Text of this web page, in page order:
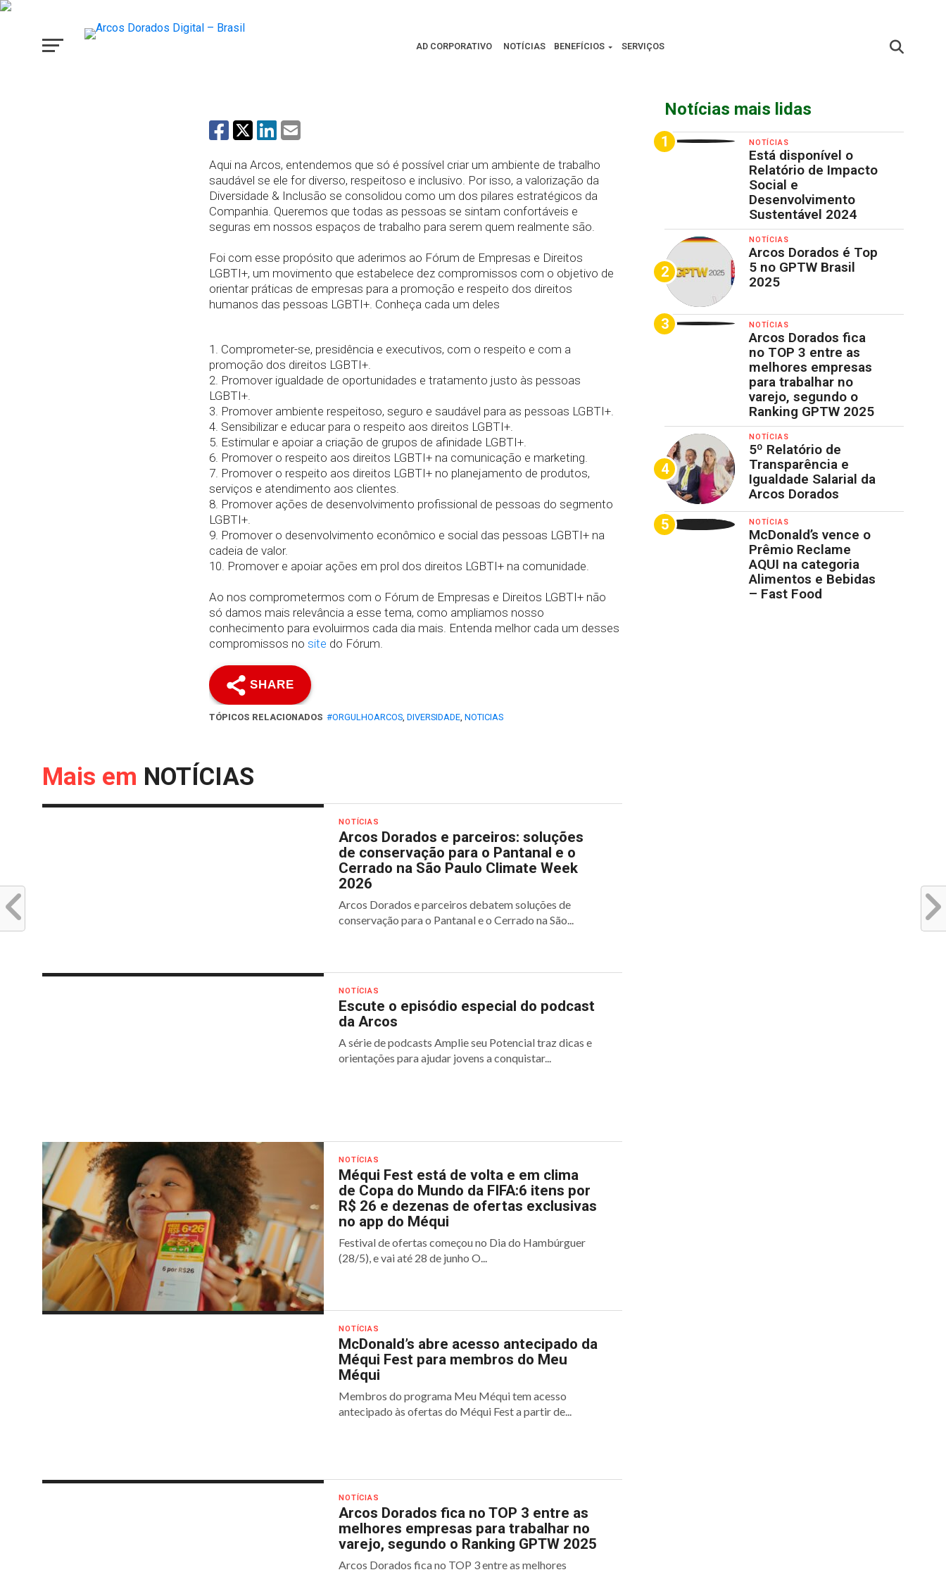
AD CORPORATIVO NOTÍCIAS BENEFÍCIOS SERVIÇOS
Arcos Dorados agora faz parte do
Fórum de Empresas e Direitos LGBTI+
Aqui na Arcos, entendemos que só é possível criar um ambiente de trabalho
saudável se ele for diverso, respeitoso e inclusivo. Por isso, a valorização da
Diversidade & Inclusão se consolidou como um dos pilares estratégicos da
Companhia. Queremos que todas as pessoas se sintam confortáveis e
seguras em nossos espaços de trabalho para serem quem realmente são.
Foi com esse propósito que aderimos ao Fórum de Empresas e Direitos
LGBTI+, um movimento que estabelece dez compromissos com o objetivo de
orientar práticas de empresas para a promoção e respeito dos direitos
humanos das pessoas LGBTI+. Conheça cada um deles
1. Comprometer-se, presidência e executivos, com o respeito e com a
promoção dos direitos LGBTI+.
2. Promover igualdade de oportunidades e tratamento justo às pessoas
LGBTI+.
3. Promover ambiente respeitoso, seguro e saudável para as pessoas LGBTI+.
4. Sensibilizar e educar para o respeito aos direitos LGBTI+.
5. Estimular e apoiar a criação de grupos de afinidade LGBTI+.
6. Promover o respeito aos direitos LGBTI+ na comunicação e marketing.
7. Promover o respeito aos direitos LGBTI+ no planejamento de produtos,
serviços e atendimento aos clientes.
8. Promover ações de desenvolvimento profissional de pessoas do segmento
LGBTI+.
9. Promover o desenvolvimento econômico e social das pessoas LGBTI+ na
cadeia de valor.
10. Promover e apoiar ações em prol dos direitos LGBTI+ na comunidade.
Ao nos comprometermos com o Fórum de Empresas e Direitos LGBTI+ não
só damos mais relevância a esse tema, como ampliamos nosso
conhecimento para evoluirmos cada dia mais. Entenda melhor cada um desses
compromissos nosite do Fórum.
SHARE
TÓPICOS RELACIONADOS #ORGULHOARCOS,DIVERSIDADE,NOTICIAS
Mais em NOTÍCIAS
NOTÍCIAS
Arcos Dorados e parceiros: soluções
de conservação para o Pantanal e o
Cerrado na São Paulo Climate Week
2026
Arcos Dorados e parceiros debatem soluções de
conservação para o Pantanal e o Cerrado na São...
NOTÍCIAS
Escute o episódio especial do podcast
da Arcos
A série de podcasts Amplie seu Potencial traz dicas e
orientações para ajudar jovens a conquistar...
NOTÍCIAS
Méqui Fest está de volta e em clima
de Copa do Mundo da FIFA:6 itens por
R$ 26 e dezenas de ofertas exclusivas
no app do Méqui
Festival de ofertas começou no Dia do Hambúrguer
(28/5), e vai até 28 de junho O...
NOTÍCIAS
McDonald’s abre acesso antecipado da
Méqui Fest para membros do Meu
Méqui
Membros do programa Meu Méqui tem acesso
antecipado às ofertas do Méqui Fest a partir de...
NOTÍCIAS
Arcos Dorados fica no TOP 3 entre as
melhores empresas para trabalhar no
varejo, segundo o Ranking GPTW 2025
Arcos Dorados fica no TOP 3 entre as melhores
Notícias mais lidas
NOTÍCIAS
Está disponível o
Relatório de Impacto
Social e
Desenvolvimento
Sustentável 2024
NOTÍCIAS
Arcos Dorados é Top
5 no GPTW Brasil
2025
NOTÍCIAS
Arcos Dorados fica
no TOP 3 entre as
melhores empresas
para trabalhar no
varejo, segundo o
Ranking GPTW 2025
NOTÍCIAS
5º Relatório de
Transparência e
Igualdade Salarial da
Arcos Dorados
NOTÍCIAS
McDonald’s vence o
Prêmio Reclame
AQUI na categoria
Alimentos e Bebidas
– Fast Food